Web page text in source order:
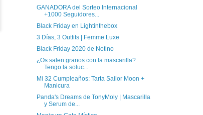
GANADORA del Sorteo Internacional
+1000 Seguidores...
Black Friday en Lightinthebox
3 Días, 3 Outfits | Femme Luxe
Black Friday 2020 de Notino
¿Os salen granos con la mascarilla?
Tengo la soluc...
Mi 32 Cumpleaños: Tarta Sailor Moon +
Manicura
Panda's Dreams de TonyMoly | Mascarilla
y Serum de...